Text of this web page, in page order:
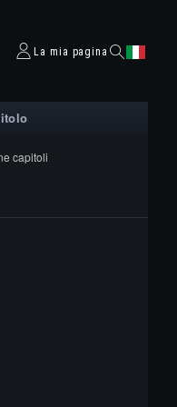
La mia pagina
capitoli